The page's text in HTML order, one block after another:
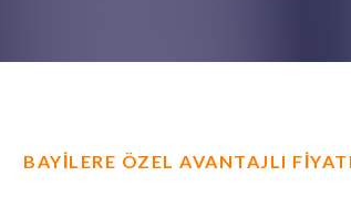
BAYİLERE ÖZEL AVANTAJLI